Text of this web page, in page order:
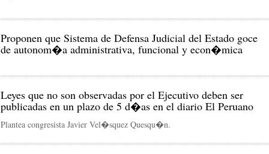
Proponen que Sistema de Defensa Judicial del Estado goce
de autonom�a administrativa, funcional y econ�mica
Leyes que no son observadas por el Ejecutivo deben ser
publicadas en un plazo de 5 d�as en el diario El Peruano
Plantea congresista Javier Vel�squez Quesqu�n.